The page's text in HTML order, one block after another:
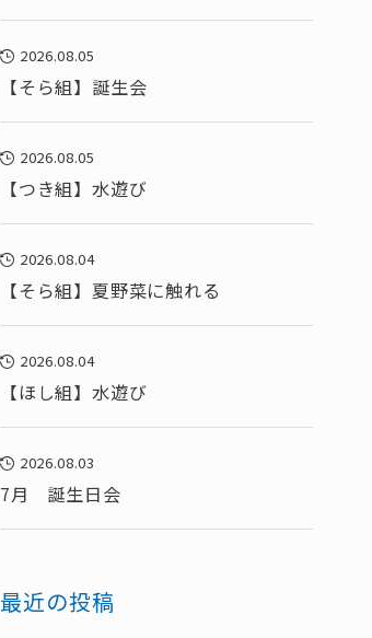
2026.08.05
【そら組】誕生会
2026.08.05
【つき組】水遊び
2026.08.04
【そら組】夏野菜に触れる
2026.08.04
【ほし組】水遊び
2026.08.03
7月 誕生日会
最近の投稿